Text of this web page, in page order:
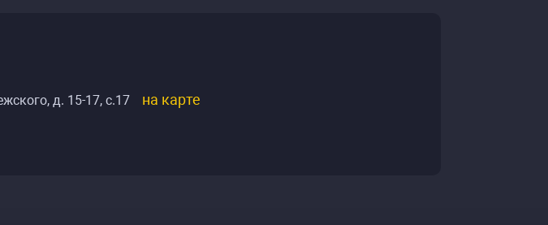
д. 15-17, с.17 на карте